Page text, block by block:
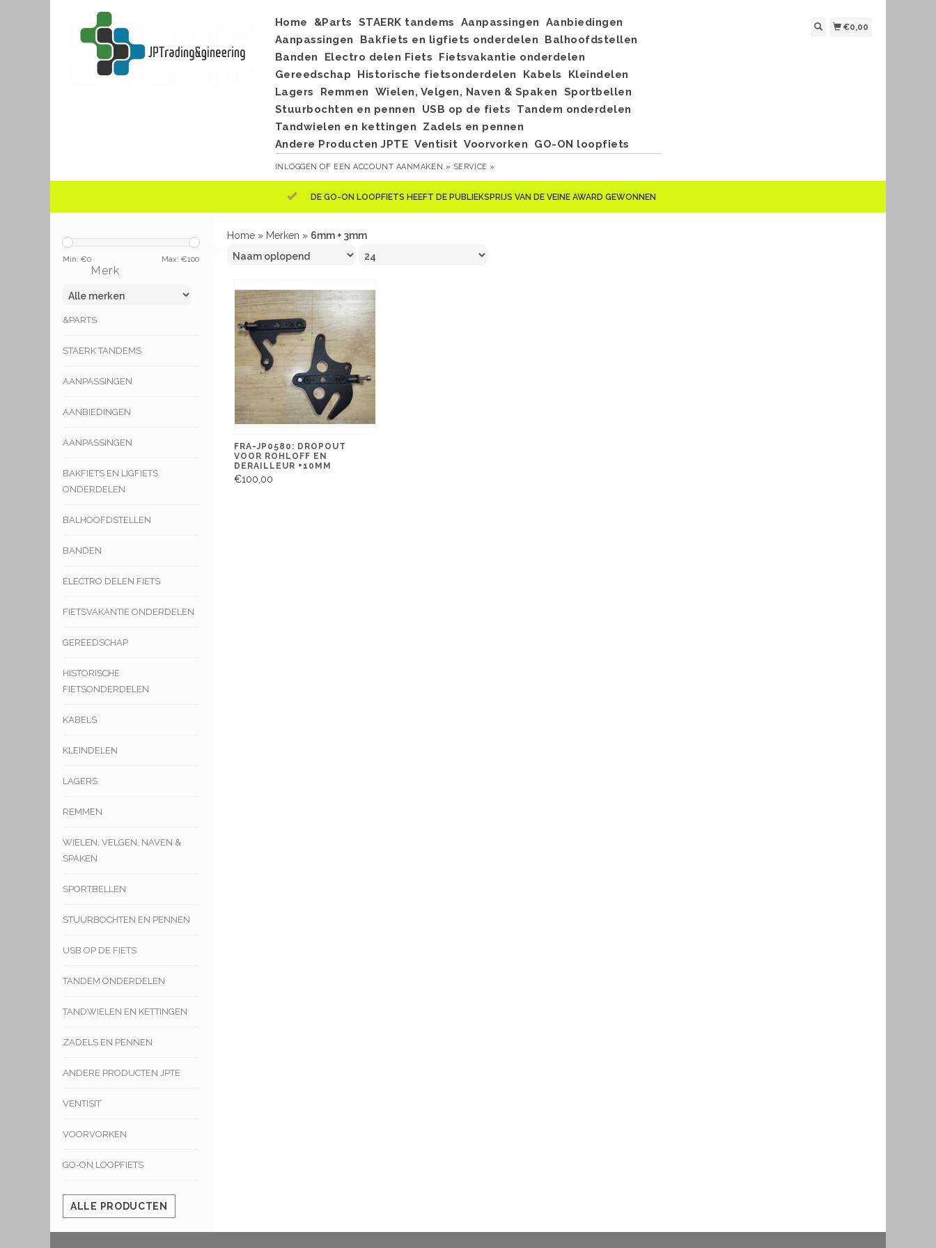
Home &Parts STAERK tandems Aanpassingen
Aanbiedingen
Aanpassingen
Bakfiets en ligfiets onderdelen
Balhoofdstellen
Banden
Electro delen Fiets
Fietsvakantie onderdelen
Gereedschap
Historische fietsonderdelen Kabels
Kleindelen
Lagers
Remmen Wielen, Velgen, Naven & Spaken
Sportbellen
Stuurbochten en pennen
USB op de fiets
Tandem onderdelen
Tandwielen en kettingen
Zadels en pennen
Andere Producten JPTE Ventisit Voorvorken GO-ON loopfiets
INLOGGEN OF EEN ACCOUNT AANMAKEN » SERVICE »
€0,00
DE GO-ON LOOPFIETS HEEFT DE PUBLIEKSPRIJS VAN DE VEINE AWARD GEWONNEN
Min: €0 Max: €100
Merk
&PARTS
STAERK TANDEMS
AANPASSINGEN
AANBIEDINGEN
AANPASSINGEN
BAKFIETS EN LIGFIETS
ONDERDELEN
BALHOOFDSTELLEN
BANDEN
ELECTRO DELEN FIETS
FIETSVAKANTIE ONDERDELEN
GEREEDSCHAP
HISTORISCHE
FIETSONDERDELEN
KABELS
KLEINDELEN
LAGERS
REMMEN
WIELEN, VELGEN, NAVEN &
SPAKEN
SPORTBELLEN
STUURBOCHTEN EN PENNEN
USB OP DE FIETS
TANDEM ONDERDELEN
TANDWIELEN EN KETTINGEN
ZADELS EN PENNEN
ANDERE PRODUCTEN JPTE
VENTISIT
VOORVORKEN
GO-ON LOOPFIETS
ALLE PRODUCTEN
Home » Merken » 6mm + 3mm
FRA-JP0580: DROPOUT
VOOR ROHLOFF EN
DERAILLEUR +10MM
€100,00